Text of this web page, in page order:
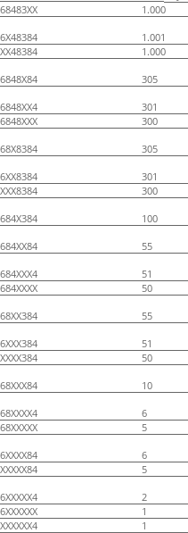
68483XX
1.000
6X48384
1.001
XX48384
1.000
6848X84
305
6848XX4
301
6848XXX
300
68X8384
305
6XX8384
301
XXX8384
300
684X384
100
684XX84
55
684XXX4
51
684XXXX
50
68XX384
55
6XXX384
51
XXXX384
50
68XXX84
10
68XXXX4
6
68XXXXX
5
6XXXX84
6
XXXXX84
5
6XXXXX4
2
6XXXXXX
1
XXXXXX4
1